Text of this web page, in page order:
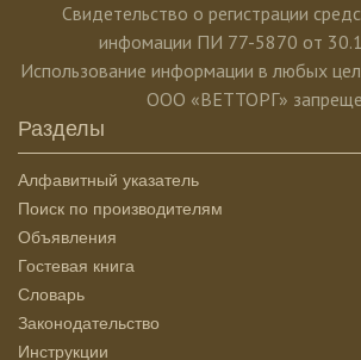
Свидетельство о регистрации
инфомации ПИ 77-5870 от
Использование информации в любых
ООО «ВЕТТОРГ»
Разделы
Алфавитный указатель
Поиск по производителям
Объявления
Гостевая книга
Словарь
Законодательство
Инструкции